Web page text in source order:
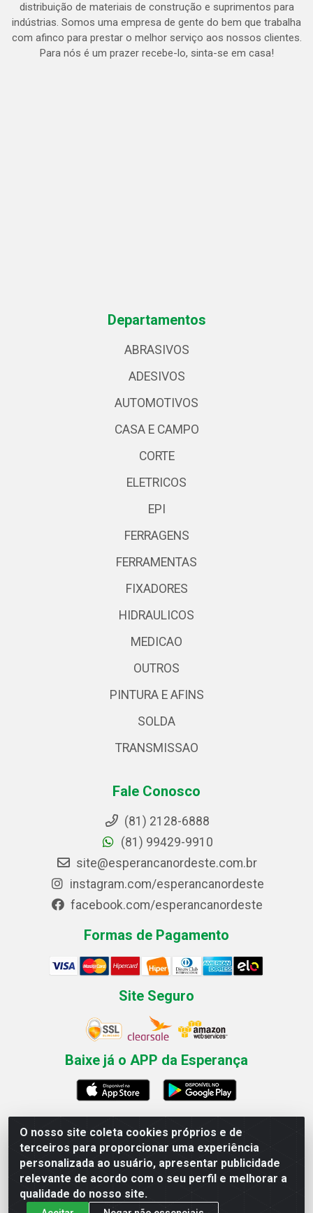
O nosso site coleta cookies próprios e de
terceiros para proporcionar uma experiência
personalizada ao usuário, apresentar publicidade
relevante de acordo com o seu perfil e melhorar a
qualidade do nosso site.
distribuição de materiais de construção e suprimentos para
indústrias. Somos uma empresa de gente do bem que trabalha
com afinco para prestar o melhor serviço aos nossos clientes.
Para nós é um prazer recebe-lo, sinta-se em casa!
Departamentos
ABRASIVOS
ADESIVOS
AUTOMOTIVOS
CASA E CAMPO
CORTE
ELETRICOS
EPI
FERRAGENS
FERRAMENTAS
FIXADORES
HIDRAULICOS
MEDICAO
OUTROS
PINTURA E AFINS
SOLDA
TRANSMISSAO
Fale Conosco
(81) 2128-6888
(81) 99429-9910
site@esperancanordeste.com.br
instagram.com/esperancanordeste
facebook.com/esperancanordeste
Formas de Pagamento
Site Seguro
Baixe já o APP da Esperança
Esperança Nordeste - Rua Professor Caldas Filho, 291 -
Estância - Recife / PE CEP: 50771-335 - CNPJ
03.666.136/0001-23